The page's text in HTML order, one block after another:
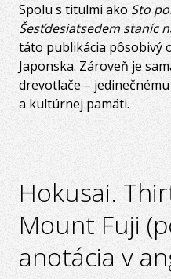
Spolu s titulmi ako Sto
Šesťdesiatsedem staníc
táto publikácia pôsobivý
Japonska. Zároveň je
drevotlače –
a kultúrnej pamäti.
Hokusai.
Mount Fuji
anotácia v